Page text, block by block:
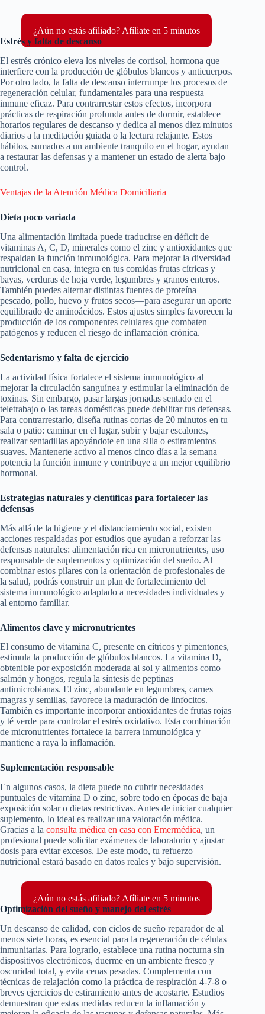
¿Aún no estás afiliado? Afíliate en 5 minutos
Estrés y falta de descanso
El estrés crónico eleva los niveles de cortisol, hormona que
interfiere con la producción de glóbulos blancos y anticuerpos.
Por otro lado, la falta de descanso interrumpe los procesos de
regeneración celular, fundamentales para una respuesta
inmune eficaz. Para contrarrestar estos efectos, incorpora
prácticas de respiración profunda antes de dormir, establece
horarios regulares de descanso y dedica al menos diez minutos
diarios a la meditación guiada o la lectura relajante. Estos
hábitos, sumados a un ambiente tranquilo en el hogar, ayudan
a restaurar las defensas y a mantener un estado de alerta bajo
control.
Ventajas de la Atención Médica Domiciliaria
Dieta poco variada
Una alimentación limitada puede traducirse en déficit de
vitaminas A, C, D, minerales como el zinc y antioxidantes que
respaldan la función inmunológica. Para mejorar la diversidad
nutricional en casa, integra en tus comidas frutas cítricas y
bayas, verduras de hoja verde, legumbres y granos enteros.
También puedes alternar distintas fuentes de proteína—
pescado, pollo, huevo y frutos secos—para asegurar un aporte
equilibrado de aminoácidos. Estos ajustes simples favorecen la
producción de los componentes celulares que combaten
patógenos y reducen el riesgo de inflamación crónica.
Sedentarismo y falta de ejercicio
La actividad física fortalece el sistema inmunológico al
mejorar la circulación sanguínea y estimular la eliminación de
toxinas. Sin embargo, pasar largas jornadas sentado en el
teletrabajo o las tareas domésticas puede debilitar tus defensas.
Para contrarrestarlo, diseña rutinas cortas de 20 minutos en tu
sala o patio: caminar en el lugar, subir y bajar escalones,
realizar sentadillas apoyándote en una silla o estiramientos
suaves. Mantenerte activo al menos cinco días a la semana
potencia la función inmune y contribuye a un mejor equilibrio
hormonal.
Estrategias naturales y científicas para fortalecer las
defensas
Más allá de la higiene y el distanciamiento social, existen
acciones respaldadas por estudios que ayudan a reforzar las
defensas naturales: alimentación rica en micronutrientes, uso
responsable de suplementos y optimización del sueño. Al
combinar estos pilares con la orientación de profesionales de
la salud, podrás construir un plan de fortalecimiento del
sistema inmunológico adaptado a necesidades individuales y
al entorno familiar.
Alimentos clave y micronutrientes
El consumo de vitamina C, presente en cítricos y pimentones,
estimula la producción de glóbulos blancos. La vitamina D,
obtenible por exposición moderada al sol y alimentos como
salmón y hongos, regula la síntesis de peptinas
antimicrobianas. El zinc, abundante en legumbres, carnes
magras y semillas, favorece la maduración de linfocitos.
También es importante incorporar antioxidantes de frutas rojas
y té verde para controlar el estrés oxidativo. Esta combinación
de micronutrientes fortalece la barrera inmunológica y
mantiene a raya la inflamación.
Suplementación responsable
En algunos casos, la dieta puede no cubrir necesidades
puntuales de vitamina D o zinc, sobre todo en épocas de baja
exposición solar o dietas restrictivas. Antes de iniciar cualquier
suplemento, lo ideal es realizar una valoración médica.
Gracias a la consulta médica en casa con Emermédica, un
profesional puede solicitar exámenes de laboratorio y ajustar
dosis para evitar excesos. De este modo, tu refuerzo
nutricional estará basado en datos reales y bajo supervisión.
¿Aún no estás afiliado? Afíliate en 5 minutos
Optimización del sueño y manejo del estrés
Un descanso de calidad, con ciclos de sueño reparador de al
menos siete horas, es esencial para la regeneración de células
inmunitarias. Para lograrlo, establece una rutina nocturna sin
dispositivos electrónicos, duerme en un ambiente fresco y
oscuridad total, y evita cenas pesadas. Complementa con
técnicas de relajación como la práctica de respiración 4-7-8 o
breves ejercicios de estiramiento antes de acostarte. Estudios
demuestran que estas medidas reducen la inflamación y